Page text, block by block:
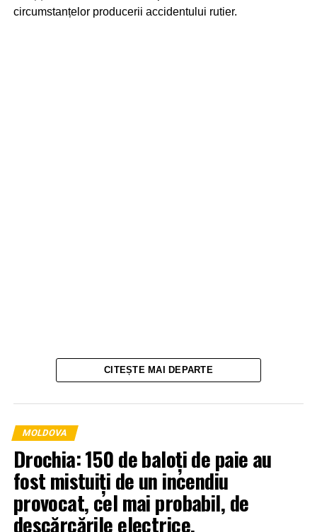
circumstanțelor producerii accidentului rutier.
CITEȘTE MAI DEPARTE
MOLDOVA
Drochia: 150 de baloți de paie au
fost mistuiți de un incendiu
provocat, cel mai probabil, de
descărcările electrice.